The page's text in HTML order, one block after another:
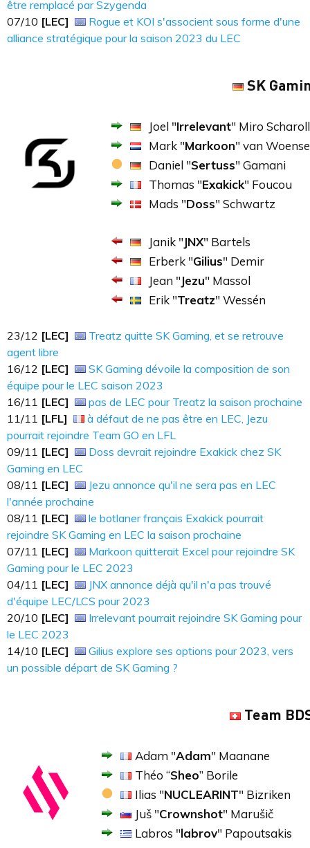
être remplacé par Szygenda
07/10 [LEC]
Rogue et KOI s'associent sous forme d'une
alliance stratégique pour la saison 2023 du LEC
SK
Joel "Irrelevant" Miro Scharoll
Mark "Markoon" van
Daniel "Sertuss" Gamani
Thomas "Exakick" Foucou
Mads "Doss" Schwartz
Janik "JNX" Bartels
Erberk "Gilius" Demir
Jean "Jezu" Massol
Erik "Treatz" Wessén
23​​​/12 [LEC]
Treatz quitte SK Gaming, et se retrouve
agent libre
16​​​/12 [LEC]
SK Gaming dévoile la composition de son
équipe pour le LEC saison 2023
16​​​/11 [LEC]
pas de LEC pour Treatz la saison prochaine
11/11 [LFL]
à défaut de ne pas être en LEC, Jezu
pourrait rejoindre Team GO en LFL
09​​​/11 [LEC]
Doss devrait rejoindre Exakick chez SK
Gaming en LEC
08​​​/11 [LEC]
Jezu annonce qu'il ne sera pas en LEC
l'année prochaine
08/11 [LEC]
le botlaner français Exakick pourrait
rejoindre SK Gaming en LEC la saison prochaine
07​​​/11 [LEC]
Markoon quitterait Excel pour rejoindre SK
Gaming pour le LEC 2023
04/11 [LEC]
JNX annonce déjà qu'il n'a pas trouvé
d'équipe LEC/LCS pour 2023
20/10 [LEC]
Irrelevant pourrait rejoindre SK Gaming pour
le LEC 2023
14/10 [LEC]
Gilius explore ses options pour 2023, vers
un possible départ de SK Gaming ?
Team
Adam "Adam" Maanane
Théo “Sheo” Borile
Ilias "NUCLEARINT" Bizriken
Juš "Crownshot" Marušič
Labros "labrov" Papoutsakis